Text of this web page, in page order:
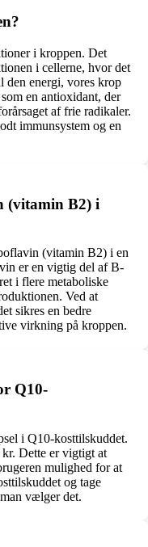
i kroppen. Det
i cellerne, hvor det
den energi, vores krop
en antioxidant, der
af frie radikaler.
immunsystem og en
(vitamin B2) i
(vitamin B2) i en
er en vigtig del af B-
i flere metaboliske
Ved at
sikres en bedre
virkning på kroppen.
Q10-
i Q10-kosttilskuddet.
Dette er vigtigt at
mulighed for at
og tage
vælger det.